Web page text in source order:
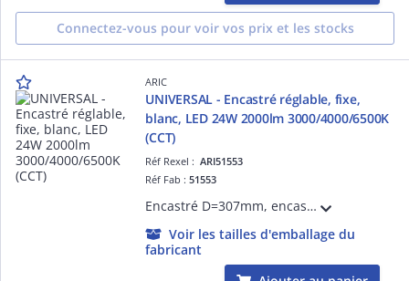
Connectez-vous pour voir vos prix et les stocks
ARIC
UNIVERSAL - Encastré réglable, fixe,
blanc, LED 24W 2000lm 3000/4000/6500K
(CCT)
Réf Rexel :ARI51553
Réf Fab :51553
Encastré D=307mm, encastrement réglable ou installation saillie, extra-plat, alim. intégrée, blanc, diffuseur PMMA. LED 110° 24W 30000h, 2000lm (en 4000K), température de couleur réglable CCT 3000/4000/6500K. Variable par coupure de phase.
Voir les tailles d'emballage du
fabricant